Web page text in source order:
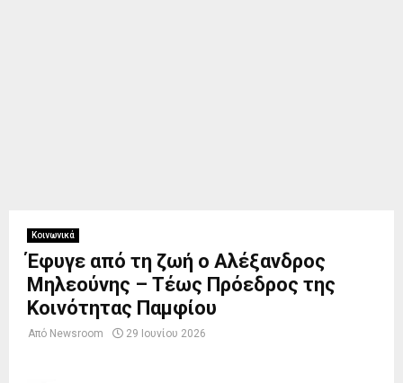
Κοινωνικά
Έφυγε από τη ζωή ο Αλέξανδρος
Μηλεούνης – Τέως Πρόεδρος της
Κοινότητας Παμφίου
Από Newsroom 29 Ιουνίου 2026